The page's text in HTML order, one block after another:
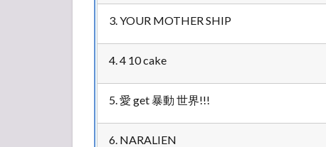
3. YOUR MOTHER SHIP
4. 4 10 cake
5. 愛 get 暴動 世界!!!
6. NARALIEN